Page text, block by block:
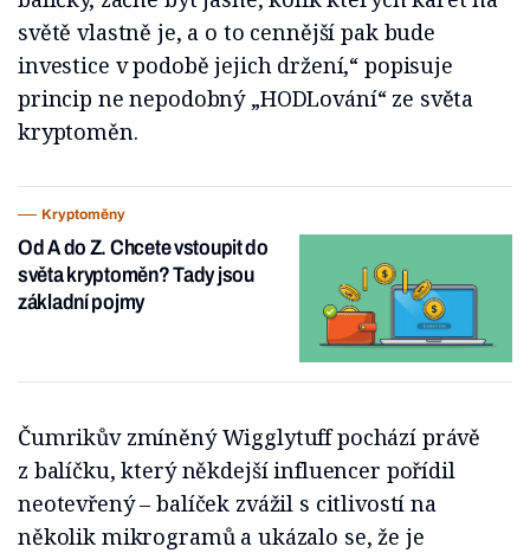
světě vlastně je, a o to cennější pak bude
investice v podobě jejich držení,“ popisuje
princip ne nepodobný „HODLování“ ze světa
kryptoměn.
Kryptoměny
Od A do Z. Chcete vstoupit do
světa kryptoměn? Tady jsou
základní pojmy
Čumrikův zmíněný Wigglytuff pochází právě
z balíčku, který někdejší influencer pořídil
neotevřený – balíček zvážil s citlivostí na
několik mikrogramů a ukázalo se, že je